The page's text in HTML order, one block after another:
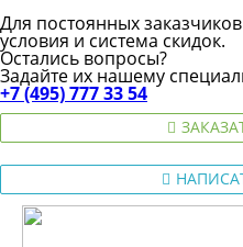
Для постоянных
условия и система скидок.
Остались вопросы?
Задайте их нашему
+7 (495) 777 33 54